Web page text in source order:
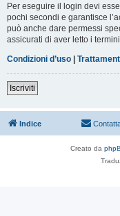
Per eseguire il login devi
pochi secondi e garantisce
può anche dare permessi
assicurati di aver letto i
Condizioni d’uso |
Iscriviti
Indice
Creato da